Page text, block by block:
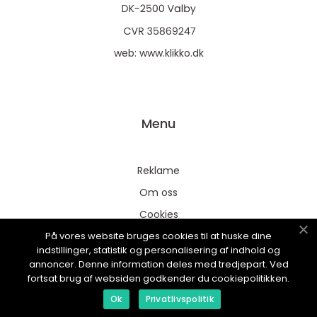
web: www.klikko.dk
Menu
Reklame
Om oss
Cookies
Kontakt Oss
Sitemap
På vores website bruges cookies til at huske dine
indstillinger, statistik og personalisering af indhold og
annoncer. Denne information deles med tredjepart. Ved
fortsat brug af websiden godkender du cookiepolitikken.
Ok Privatlivspolitik